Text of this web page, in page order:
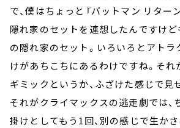
で、僕はちょっと『バットマン リター
隠れ家のセットを連想したんですけど
の隠れ家のセット。いろいろとアト
けがあちこちにあるわけですね。それ
ギミックというか、ふざけた感じで見
それがクライマックスの逃走劇では、
掛けとしてもう1回、別の感じで生か